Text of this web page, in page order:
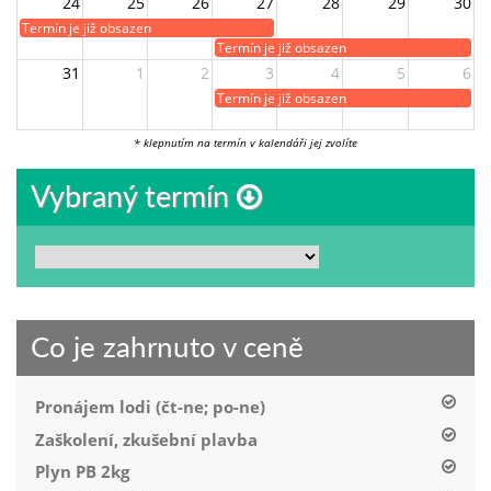
Termín je již obsazen
Termín je již obsazen
31 1 2 3 4 5 6
Termín je již obsazen
* klepnutím na termín v kalendáři jej zvolíte
Vybraný termín
Co je zahrnuto v ceně
Pronájem lodi (čt-ne; po-ne)
Zaškolení, zkušební plavba
Plyn PB 2kg